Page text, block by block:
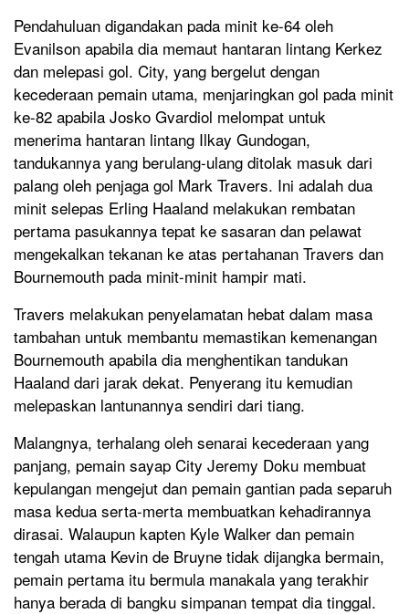
Pendahuluan digandakan pada minit ke-64 oleh
Evanilson apabila dia memaut hantaran lintang Kerkez
dan melepasi gol. City, yang bergelut dengan
kecederaan pemain utama, menjaringkan gol pada minit
ke-82 apabila Josko Gvardiol melompat untuk
menerima hantaran lintang Ilkay Gundogan,
tandukannya yang berulang-ulang ditolak masuk dari
palang oleh penjaga gol Mark Travers. Ini adalah dua
minit selepas Erling Haaland melakukan rembatan
pertama pasukannya tepat ke sasaran dan pelawat
mengekalkan tekanan ke atas pertahanan Travers dan
Bournemouth pada minit-minit hampir mati.
Travers melakukan penyelamatan hebat dalam masa
tambahan untuk membantu memastikan kemenangan
Bournemouth apabila dia menghentikan tandukan
Haaland dari jarak dekat. Penyerang itu kemudian
melepaskan lantunannya sendiri dari tiang.
Malangnya, terhalang oleh senarai kecederaan yang
panjang, pemain sayap City Jeremy Doku membuat
kepulangan mengejut dan pemain gantian pada separuh
masa kedua serta-merta membuatkan kehadirannya
dirasai. Walaupun kapten Kyle Walker dan pemain
tengah utama Kevin de Bruyne tidak dijangka bermain,
pemain pertama itu bermula manakala yang terakhir
hanya berada di bangku simpanan tempat dia tinggal.